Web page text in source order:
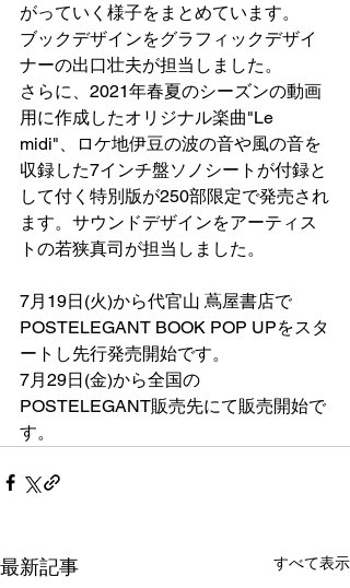
がっていく様子をまとめています。
ブックデザインをグラフィックデザイ
ナーの出口壮夫が担当しました。
さらに、2021年春夏のシーズンの動画
用に作成したオリジナル楽曲"Le
midi"、ロケ地伊豆の波の音や風の音を
収録した7インチ盤ソノシートが付録と
して付く特別版が250部限定で発売され
ます。サウンドデザインをアーティス
トの若狭真司が担当しました。
7月19日(火)から代官山 蔦屋書店で
POSTELEGANT BOOK POP UPをスタ
ートし先行発売開始です。
7月29日(金)から全国の
POSTELEGANT販売先にて販売開始で
す。
最新記事 すべて表示